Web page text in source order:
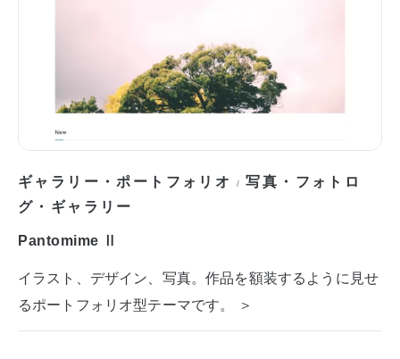
ギャラリー・ポートフォリオ /写真・フォトロ
グ・ギャラリー
Pantomime Ⅱ
イラスト、デザイン、写真。作品を額装するように見せ
るポートフォリオ型テーマです。 ＞